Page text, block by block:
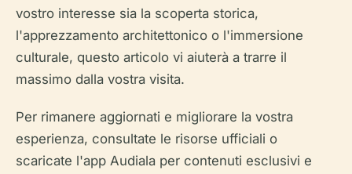
vostro interesse sia la scoperta storica,
l'apprezzamento architettonico o l'immersione
culturale, questo articolo vi aiuterà a trarre il
massimo dalla vostra visita.
Per rimanere aggiornati e migliorare la vostra
esperienza, consultate le risorse ufficiali o
scaricate l'app Audiala per contenuti esclusivi e